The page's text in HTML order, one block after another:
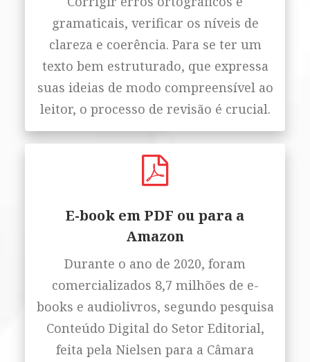
gramaticais, verificar os níveis de
clareza e coerência. Para se ter um
texto bem estruturado, que expressa
suas ideias de modo compreensível ao
leitor, o processo de revisão é crucial.
E-book em PDF ou para a
Amazon
Durante o ano de 2020, foram
comercializados 8,7 milhões de e-
books e audiolivros, segundo pesquisa
Conteúdo Digital do Setor Editorial,
feita pela Nielsen para a Câmara